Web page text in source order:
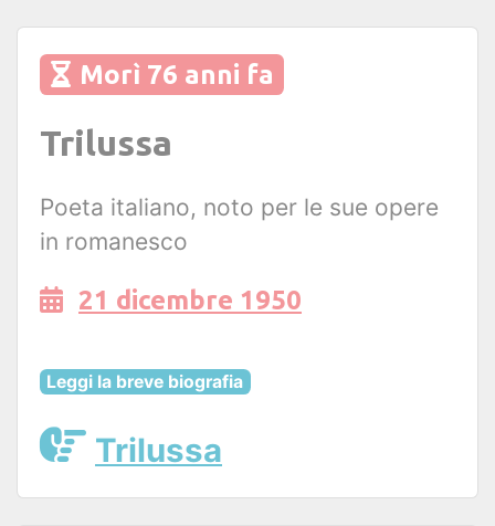
Morì 76 anni fa
Trilussa
Poeta italiano, noto per le sue opere
in romanesco
21 dicembre 1950
Leggi la breve biografia
Trilussa